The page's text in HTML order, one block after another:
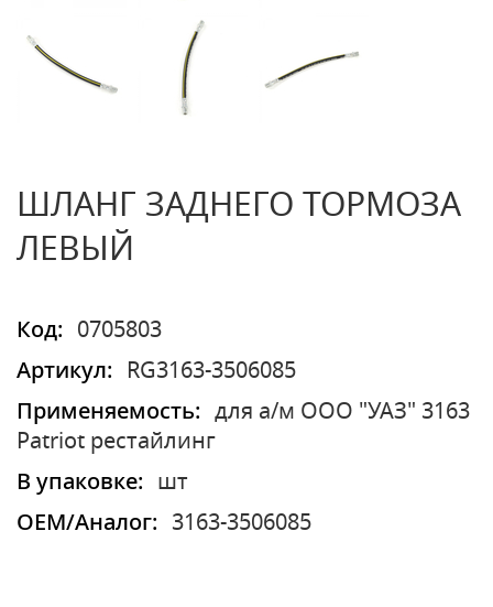
ШЛАНГ ЗАДНЕГО ТОРМОЗА
ЛЕВЫЙ
Код:
0705803
Артикул:
RG3163-3506085
Применяемость:
для а/м ООО "УАЗ" 3163
Patriot рестайлинг
В упаковке:
шт
OEM/Аналог:
3163-3506085